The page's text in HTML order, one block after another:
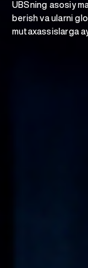
UBSning asosiy
berish va ularni
mutaxassislarga